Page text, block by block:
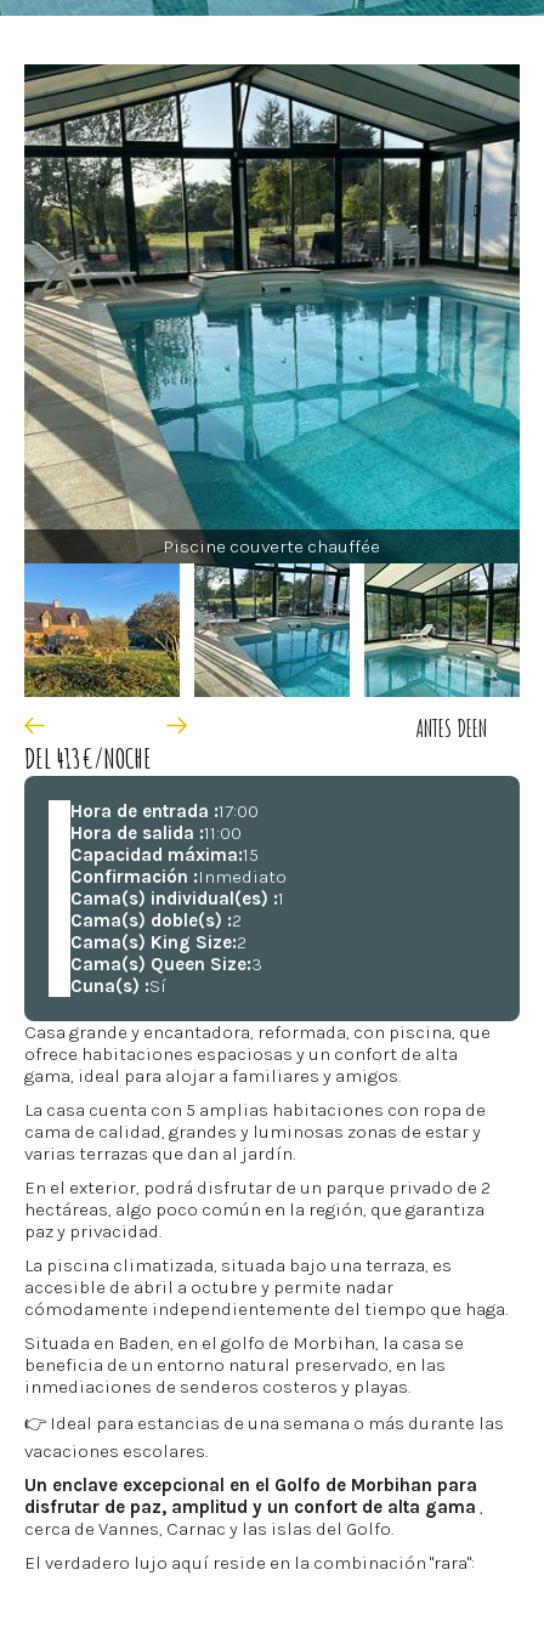
Piscine couverte chauffée
ANTES DEEN
DEL 413€/NOCHE
Hora de entrada :17:00
Hora de salida :11:00
Capacidad máxima:15
Confirmación :Inmediato
Cama(s) individual(es) :1
Cama(s) doble(s) :2
Cama(s) King Size:2
Cama(s) Queen Size:3
Cuna(s) :Sí
Casa grande y encantadora, reformada, con piscina, que
ofrece habitaciones espaciosas y un confort de alta
gama, ideal para alojar a familiares y amigos.
La casa cuenta con 5 amplias habitaciones con ropa de
cama de calidad, grandes y luminosas zonas de estar y
varias terrazas que dan al jardín.
En el exterior, podrá disfrutar de un parque privado de 2
hectáreas, algo poco común en la región, que garantiza
paz y privacidad.
La piscina climatizada, situada bajo una terraza, es
accesible de abril a octubre y permite nadar
cómodamente independientemente del tiempo que haga.
Situada en Baden, en el golfo de Morbihan, la casa se
beneficia de un entorno natural preservado, en las
inmediaciones de senderos costeros y playas.
👉 Ideal para estancias de una semana o más durante las
vacaciones escolares.
Un enclave excepcional en el Golfo de Morbihan para
disfrutar de paz, amplitud y un confort de alta gama ,
cerca de Vannes, Carnac y las islas del Golfo.
El verdadero lujo aquí reside en la combinación "rara":